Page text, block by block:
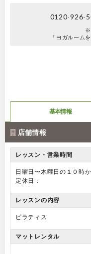
0120-926-
※
「ヨガルーム
基本情報
店舗情報
レッスン・営業時間
日曜日〜木曜日の１０時
定休日：
レッスンの内容
ピラティス
マットレンタル